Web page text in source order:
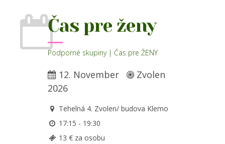
Čas pre ženy
Podporné skupiny | Čas pre ŽENY
12. November
2026
Zvolen
Tehelná 4. Zvolen/ budova Klemo
17:15 - 19:30
13 € za osobu